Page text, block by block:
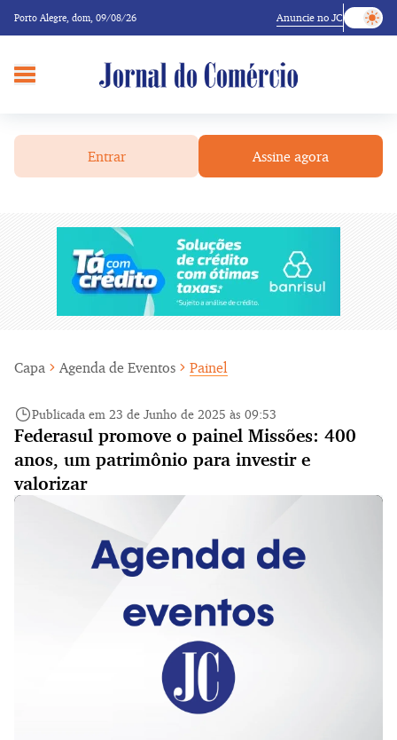
Porto Alegre, dom, 09/08/26 Anuncie no JC
Entrar Assine agora
Capa Agenda de Eventos Painel
Publicada em 23 de Junho de 2025 às 09:53
Federasul promove o painel Missões: 400
anos, um patrimônio para investir e
valorizar